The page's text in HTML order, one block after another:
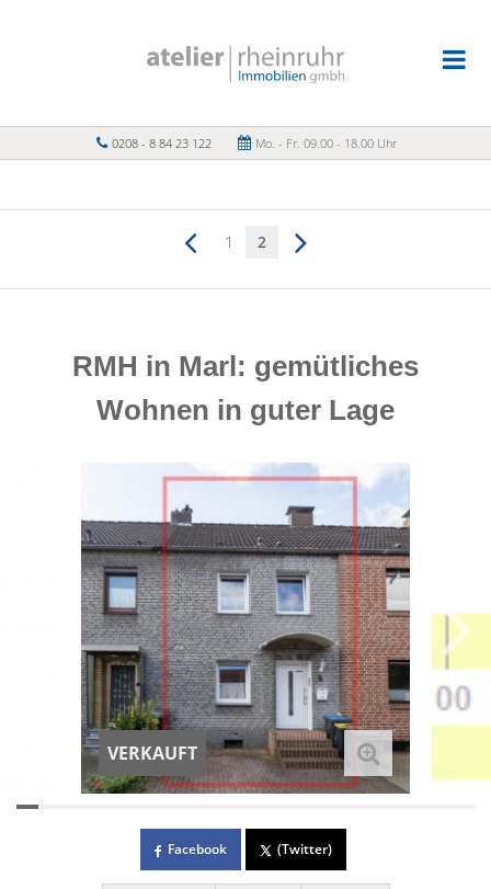
0208 - 8 84 23 122 Mo. - Fr. 09.00 - 18.00 Uhr
1 2
RMH in Marl: gemütliches
Wohnen in guter Lage
VERKAUFT
Facebook (Twitter)